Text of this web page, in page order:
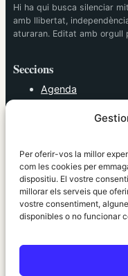
Per oferir-vos la millor
com les cookies per
dispositiu. El vostre
millorar els serveis que
vostre consentiment,
disponibles o no funcionar
Hi ha qui busca silenciar
amb llibertat,
aturaran. Editat amb orgull
Seccions
Agenda
Política
Societat
Tendències
elRidaura.com